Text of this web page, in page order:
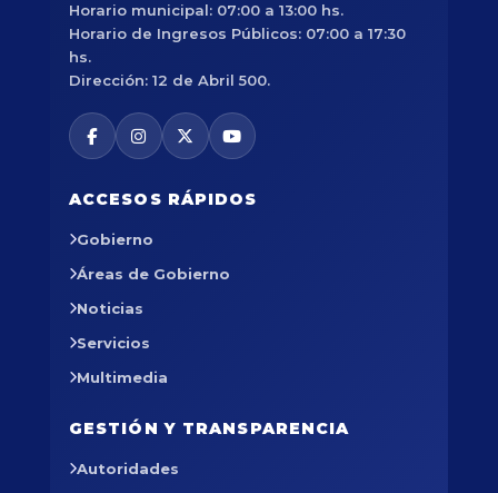
Horario municipal: 07:00 a 13:00 hs.
Horario de Ingresos Públicos: 07:00 a 17:30
hs.
Dirección: 12 de Abril 500.
ACCESOS RÁPIDOS
Gobierno
Áreas de Gobierno
Noticias
Servicios
Multimedia
GESTIÓN Y TRANSPARENCIA
Autoridades